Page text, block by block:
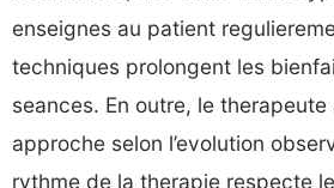
enseignes au patient
techniques prolongent les
seances. En outre, le therapeute
approche selon l’evolution
rythme de la therapie respecte